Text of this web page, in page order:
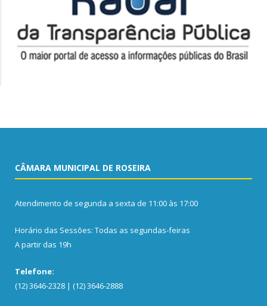
CÂMARA MUNICIPAL DE ROSEIRA
Atendimento de segunda a sexta de 11:00 às 17:00
Horário das Sessões: Todas as segundas-feiras
A partir das 19h
Telefone:
(12) 3646-2328 | (12) 3646-2888